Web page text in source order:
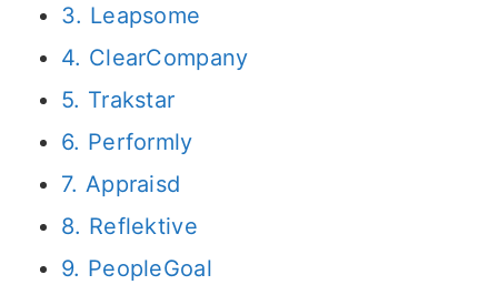
3. Leapsome
4. ClearCompany
5. Trakstar
6. Performly
7. Appraisd
8. Reflektive
9. PeopleGoal